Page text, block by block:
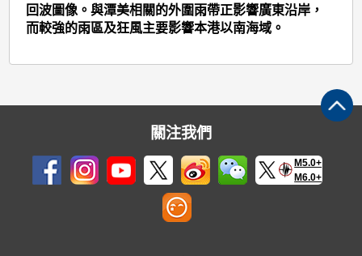
回波圖像。與潭美相關的外圍雨帶正影響廣東沿岸，
而較強的雨區及狂風主要影響本港以南海域。
關注我們
M5.0+
M6.0+